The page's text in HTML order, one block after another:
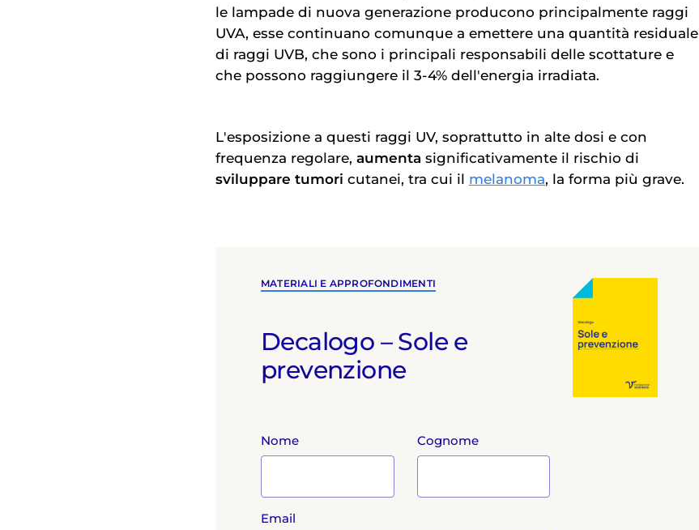
le lampade di nuova generazione producono principalmente raggi
UVA, esse continuano comunque a emettere una quantità residuale
di raggi UVB, che sono i principali responsabili delle scottature e
che possono raggiungere il 3-4% dell'energia irradiata.
L'esposizione a questi raggi UV, soprattutto in alte dosi e con
frequenza regolare, aumenta significativamente il rischio di
sviluppare tumori cutanei, tra cui il melanoma, la forma più grave.
MATERIALI E APPROFONDIMENTI
Decalogo – Sole e
prevenzione
Nome Cognome
Email